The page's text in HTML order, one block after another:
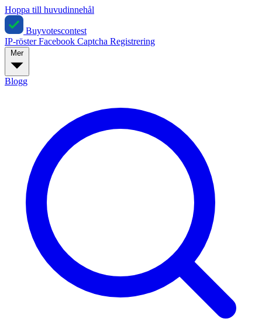
Hoppa till huvudinnehål
Buyvotescontest
IP-rösterFacebook Captcha Registrering
Mer
Blogg